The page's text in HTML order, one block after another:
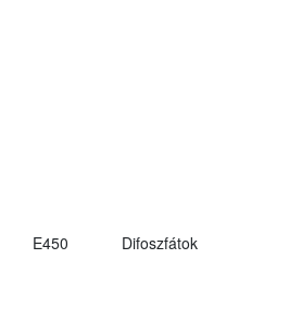
E450 Difoszfátok